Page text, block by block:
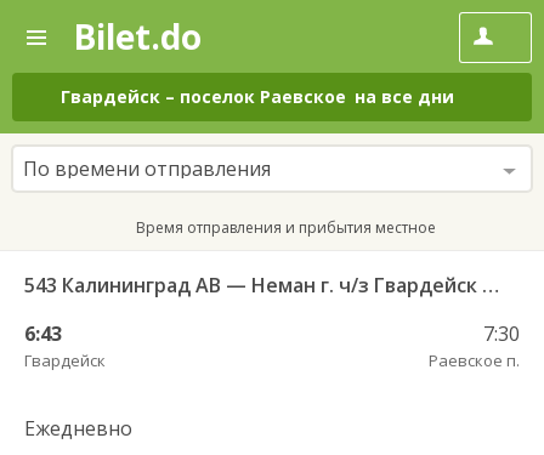
—
Поиск
и
покупка
билетов
на
автобус
онлайн
Bilet.do
Гвардейск – поселок Раевское на все дни
По времени отправления
Время отправления и прибытия местное
543 Калининград АВ — Неман г. ч/з Гвардейск КДП, Большаково п.
6:43
Гвардейск
7:30
Раевское п.
Ежедневно